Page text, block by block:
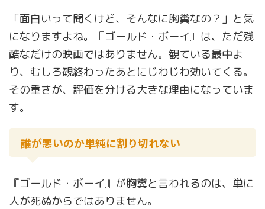
「面白いって聞くけど、そんなに胸糞なの？」と気
になりますよね。『ゴールド・ボーイ』は、ただ残
酷なだけの映画ではありません。観ている最中よ
り、むしろ観終わったあとにじわじわ効いてくる。
その重さが、評価を分ける大きな理由になっていま
す。
誰が悪いのか単純に割り切れない
『ゴールド・ボーイ』が胸糞と言われるのは、単に
人が死ぬからではありません。